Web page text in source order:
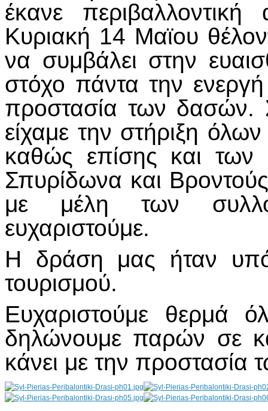
έκανε
Κυριακή 14 Μαϊου
να συμβάλει στην
στόχο πάντα την
προστασία των δασών.
είχαμε την στήριξη
καθώς επίσης και των
Σπυρίδωνα και
με μέλη των
ευχαριστούμε.
Η δράση μας ήταν υπό
τουρισμού.
Ευχαριστούμε θερμά
δηλώνουμε παρών σε
κάνει με την